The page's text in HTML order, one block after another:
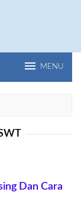
MENU
Dan Cara